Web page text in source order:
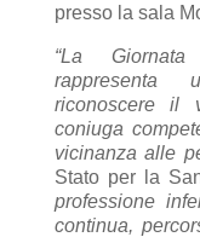
presso la sala
“La Giornata
rappresenta
riconoscere il
coniuga
vicinanza alle
Stato per la
professione
continua,